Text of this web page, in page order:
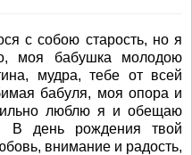
с собою старость, но я
моя бабушка молодою
мудра, тебе от всей
бабуля, моя опора и
люблю я и обещаю
В день рождения твой
внимание и радость,